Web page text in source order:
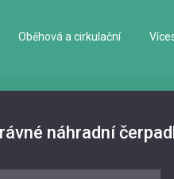
Oběhová a cirkulační
náhradní